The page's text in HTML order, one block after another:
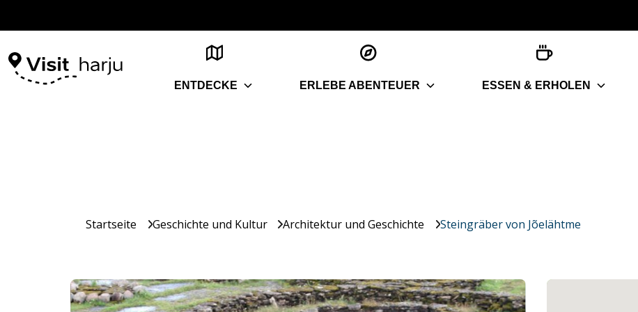
ENTDECKE ERLEBE ABENTEUER ESSEN & ERHOLEN
Startseite Geschichte und Kultur Architektur und Geschichte Steingräber von Jõelähtme